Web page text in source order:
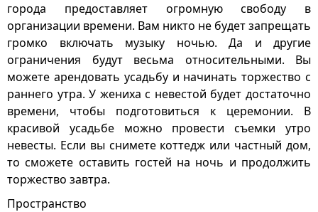
города предоставляет огромную свободу в
организации времени. Вам никто не будет запрещать
громко включать музыку ночью. Да и другие
ограничения будут весьма относительными. Вы
можете арендовать усадьбу и начинать торжество с
раннего утра. У жениха с невестой будет достаточно
времени, чтобы подготовиться к церемонии. В
красивой усадьбе можно провести съемки утро
невесты. Если вы снимете коттедж или частный дом,
то сможете оставить гостей на ночь и продолжить
торжество завтра.
Пространство